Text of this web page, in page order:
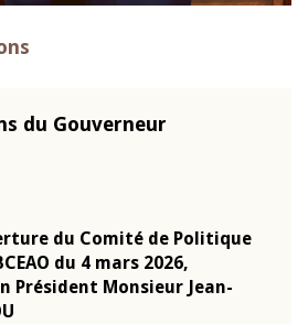
du Gouverneur
du Comité de Politique
du 4 mars 2026,
Président Monsieur Jean-